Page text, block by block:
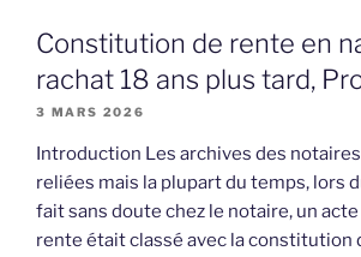
Constitution de rente en
rachat 18 ans plus tard,
3 MARS 2026
Introduction Les archives des
reliées mais la plupart du temps, lors
fait sans doute chez le notaire, un acte
rente était classé avec la constitution